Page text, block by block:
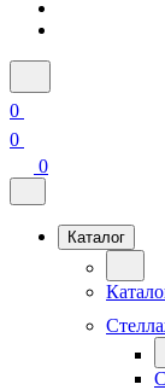
0
0
0
Каталог